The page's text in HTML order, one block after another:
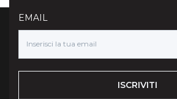
EMAIL
ISCRIVITI